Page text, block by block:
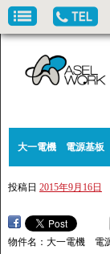
大一電機 電源基板
投稿日 2015年9月16日
物件名：大一電機 電